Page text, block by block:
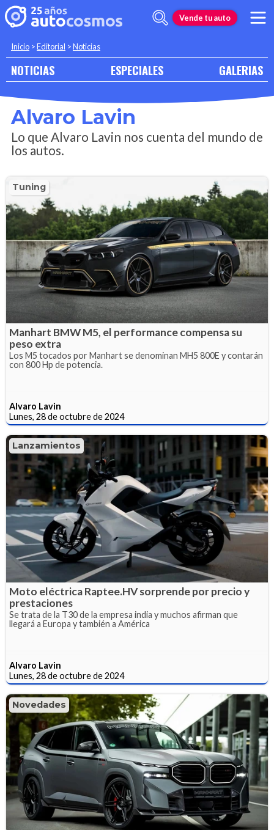
Vende tu auto
Inicio >Editorial >Noticias
NOTICIAS ESPECIALES GALERIAS
Alvaro Lavin
Lo que Alvaro Lavin nos cuenta del mundo de
los autos.
Tuning
Manhart BMW M5, el performance compensa su
peso extra
Los M5 tocados por Manhart se denominan MH5 800E y contarán
con 800 Hp de potencia.
Alvaro Lavin
Lunes, 28 de octubre de 2024
Lanzamientos
Moto eléctrica Raptee.HV sorprende por precio y
prestaciones
Se trata de la T30 de la empresa india y muchos afirman que
llegará a Europa y también a América
Alvaro Lavin
Lunes, 28 de octubre de 2024
Novedades